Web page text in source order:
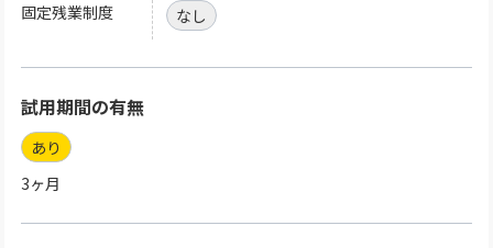
固定残業制度 なし
試用期間の有無
あり
3ヶ月